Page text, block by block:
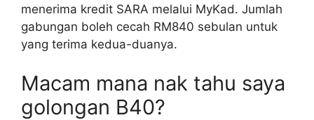
menerima kredit SARA melalui MyKad. Jumlah
gabungan boleh cecah RM840 sebulan untuk
yang terima kedua-duanya.
Macam mana nak tahu saya
golongan B40?